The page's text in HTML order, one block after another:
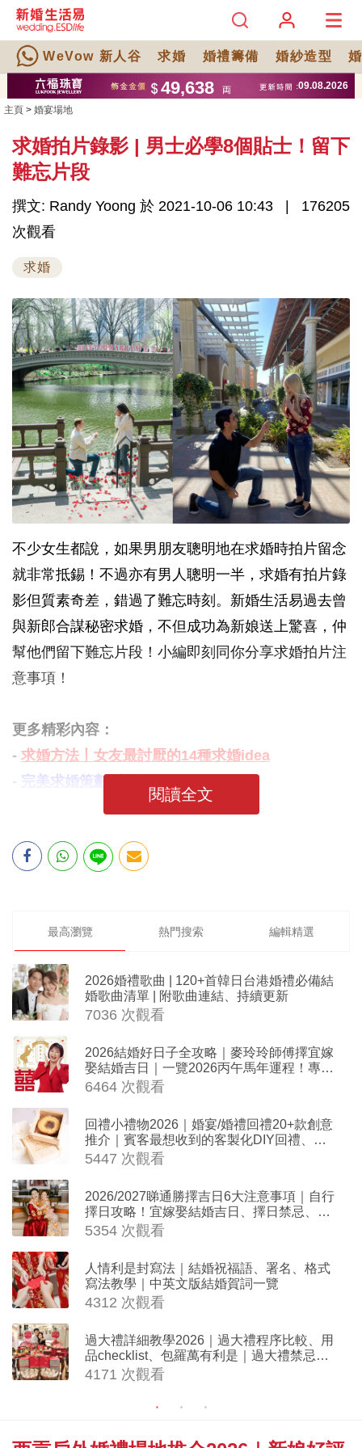
WeVow 新人谷 求婚 婚禮籌備 婚紗造型
主頁 > 婚宴場地
求婚拍片錄影 | 男士必學8個貼士！留下
難忘片段
撰文: Randy Yoong 於 2021-10-06 10:43
176205
次觀看
求婚
不少女生都說，如果男朋友聰明地在求婚時拍片留念
就非常抵錫！不過亦有男人聰明一半，求婚有拍片錄
影但質素奇差，錯過了難忘時刻。新婚生活易過去曾
與新郎合謀秘密求婚，不但成功為新娘送上驚喜，仲
幫他們留下難忘片段！小編即刻同你分享求婚拍片注
意事項！
更多精彩內容：
- 求婚方法丨女友最討厭的14種求婚idea
完美求婚策劃 讓她Say "I DO!"
閱讀全文
最高瀏覽 熱門搜索 編輯精選
2026婚禮歌曲 | 120+首韓日台港婚禮必備結
婚歌曲清單 | 附歌曲連結、持續更新
7036 次觀看
2026結婚好日子全攻略｜麥玲玲師傅擇宜嫁
娶結婚吉日｜一覽2026丙午馬年運程！專業
擇日結婚+避開沖煞生肖指南
6464 次觀看
回禮小禮物2026｜婚宴/婚禮回禮20+款創意
推介｜賓客最想收到的客製化DIY回禮、姊
妹禮物（持續更新）
5447 次觀看
2026/2027睇通勝擇吉日6大注意事項｜自行
擇日攻略！宜嫁娶結婚吉日、擇日禁忌、相
沖生肖一覽
5354 次觀看
人情利是封寫法｜結婚祝福語、署名、格式
寫法教學｜中英文版結婚賀詞一覽
4312 次觀看
過大禮詳細教學2026｜過大禮程序比較、用
品checklist、包羅萬有利是｜過大禮禁忌及
吉祥說話
4171 次觀看